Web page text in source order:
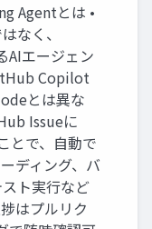
Agentとは •
なく、
AIエージェン
Copilot
とは異な
Issueに
とで、自動で
ディング、バ
ト実行など
はプルリク